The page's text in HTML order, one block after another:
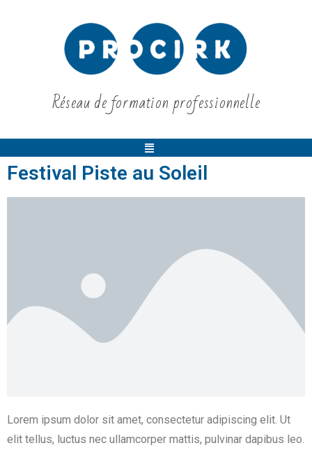
Réseau de formation professionnelle
Festival Piste au Soleil
Lorem ipsum dolor sit amet, consectetur adipiscing elit. Ut
elit tellus, luctus nec ullamcorper mattis, pulvinar dapibus leo.